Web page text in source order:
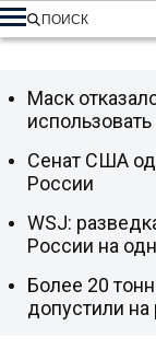
ПОИСК
Маск
Сенат США
России
WSJ:
России на
Более 20
допустили